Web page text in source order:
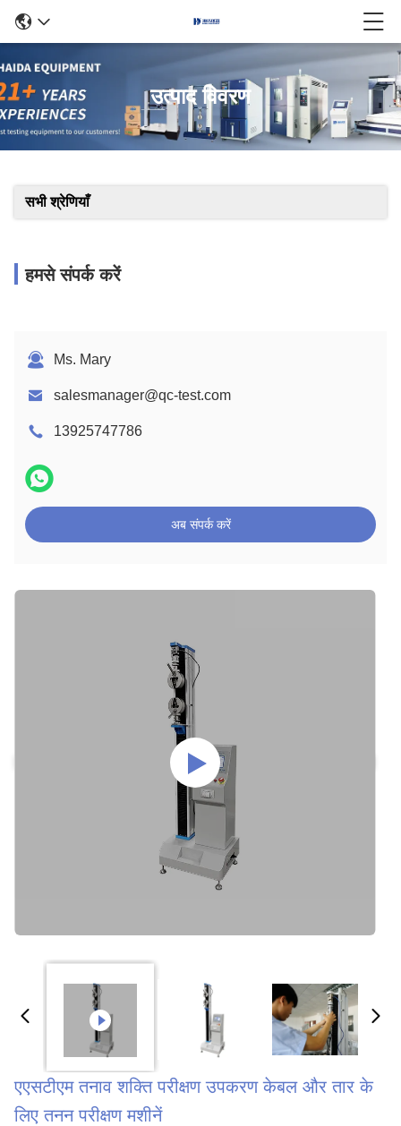
उत्पाद विवरण
सभी श्रेणियाँ
हमसे संपर्क करें
Ms. Mary
salesmanager@qc-test.com
13925747786
अब संपर्क करें
एएसटीएम तनाव शक्ति परीक्षण उपकरण केबल और तार के
लिए तनन परीक्षण मशीनें